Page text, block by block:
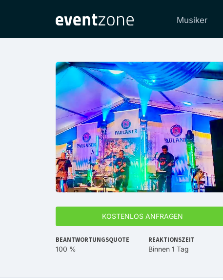
Musiker
KOSTENLOS ANFRAGEN
BEANTWORTUNGSQUOTE
100 %
REAKTIONSZEIT
Binnen 1 Tag